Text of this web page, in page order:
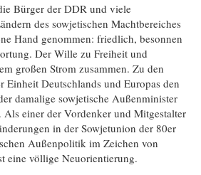
Bürger der DDR und viele
des sowjetischen Machtbereiches
Hand genommen: friedlich, besonnen
Der Wille zu Freiheit und
großen Strom zusammen. Zu den
Einheit Deutschlands und Europas den
damalige sowjetische Außenminister
Als einer der Vordenker und Mitgestalter
in der Sowjetunion der 80er
Außenpolitik im Zeichen von
eine völlige Neuorientierung.